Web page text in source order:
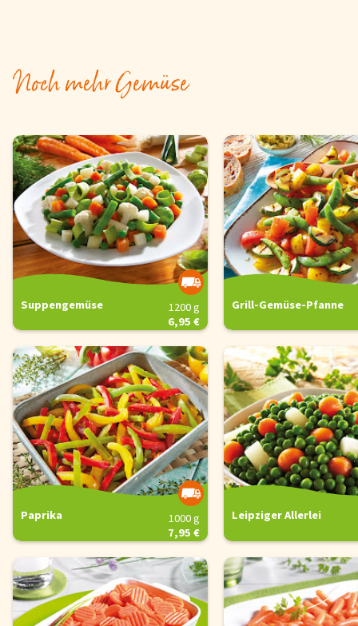
Registrieren
Noch mehr Gemüse
Suppengemüse
1200 g
6,95 €
Grill-Gemüse-Pfanne
Paprika
1000 g
7,95 €
Leipziger Allerlei